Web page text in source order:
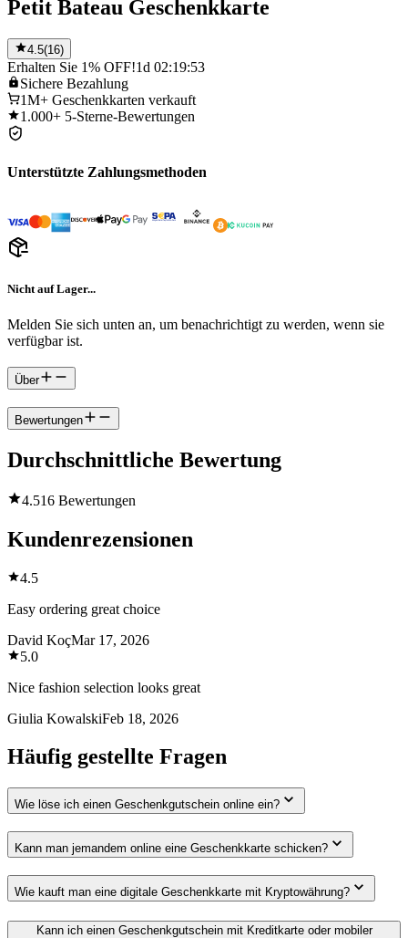
Petit Bateau Geschenkkarte
4.5(16)
Erhalten Sie 1% OFF!1d 02:19:53
Sichere Bezahlung
1M+ Geschenkkarten verkauft
1.000+ 5-Sterne-Bewertungen
Unterstützte Zahlungsmethoden
Nicht auf Lager...
Melden Sie sich unten an, um benachrichtigt zu werden, wenn sie
verfügbar ist.
Über
Bewertungen
Durchschnittliche Bewertung
4.516 Bewertungen
Kundenrezensionen
4.5
Easy ordering great choice
David KoçMar 17, 2026
5.0
Nice fashion selection looks great
Giulia KowalskiFeb 18, 2026
Häufig gestellte Fragen
Wie löse ich einen Geschenkgutschein online ein?
Kann man jemandem online eine Geschenkkarte schicken?
Wie kauft man eine digitale Geschenkkarte mit Kryptowährung?
Kann ich einen Geschenkgutschein mit Kreditkarte oder mobiler